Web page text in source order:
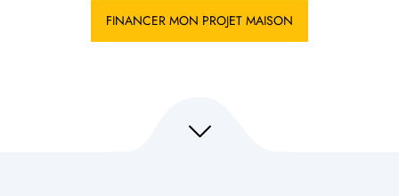
FINANCER MON PROJET MAISON